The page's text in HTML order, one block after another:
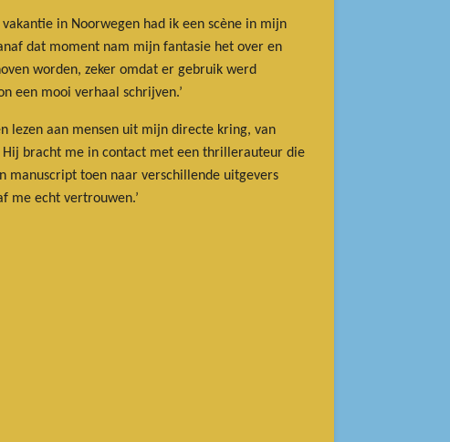
in Noorwegen had ik een scène in mijn
dat moment nam mijn fantasie het over en
worden, zeker omdat er gebruik werd
een mooi verhaal schrijven.’
lezen aan mensen uit mijn directe kring, van
bracht me in contact met een thrillerauteur die
manuscript toen naar verschillende uitgevers
me echt vertrouwen.’